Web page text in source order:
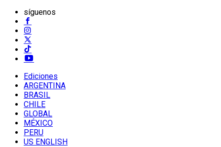
síguenos
Ediciones
ARGENTINA
BRASIL
CHILE
GLOBAL
MÉXICO
PERU
US ENGLISH